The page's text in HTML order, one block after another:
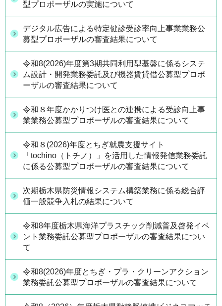
型プロポーザルの実施について
デジタル広告による特定健診受診率向上事業業務公
募型プロポーザルの審査結果について
令和8(2026)年度第3期共同利用型基盤に係るシステ
ム設計・開発業務委託及び機器賃貸借公募型プロポ
ーザルの審査結果について
令和８年度かかりつけ医との連携による受診向上事
業業務公募型プロポーザルの審査結果について
令和８(2026)年度とちぎ就農支援サイト
「tochino（トチノ）」を活用した情報発信業務委託
に係る公募型プロポーザルの審査結果について
次期栃木県防災情報システム構築業務に係る総合評
価一般競争入札の結果について
令和8年度栃木県海洋プラスチック削減普及啓発イベ
ント業務委託公募型プロポーザルの審査結果につい
て
令和8(2026)年度とちぎ・プラ・クリーンアクション
業務委託公募型プロポーザルの審査結果について